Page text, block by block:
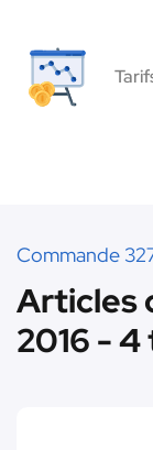
Commande
Articles
2016 -